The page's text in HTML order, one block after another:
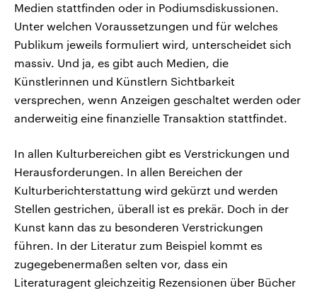
Medien stattfinden oder in Podiumsdiskussionen.
Unter welchen Voraussetzungen und für welches
Publikum jeweils formuliert wird, unterscheidet sich
massiv. Und ja, es gibt auch Medien, die
Künstlerinnen und Künstlern Sichtbarkeit
versprechen, wenn Anzeigen geschaltet werden oder
anderweitig eine finanzielle Transaktion stattfindet.
In allen Kulturbereichen gibt es Verstrickungen und
Herausforderungen. In allen Bereichen der
Kulturberichterstattung wird gekürzt und werden
Stellen gestrichen, überall ist es prekär. Doch in der
Kunst kann das zu besonderen Verstrickungen
führen. In der Literatur zum Beispiel kommt es
zugegebenermaßen selten vor, dass ein
Literaturagent gleichzeitig Rezensionen über Bücher